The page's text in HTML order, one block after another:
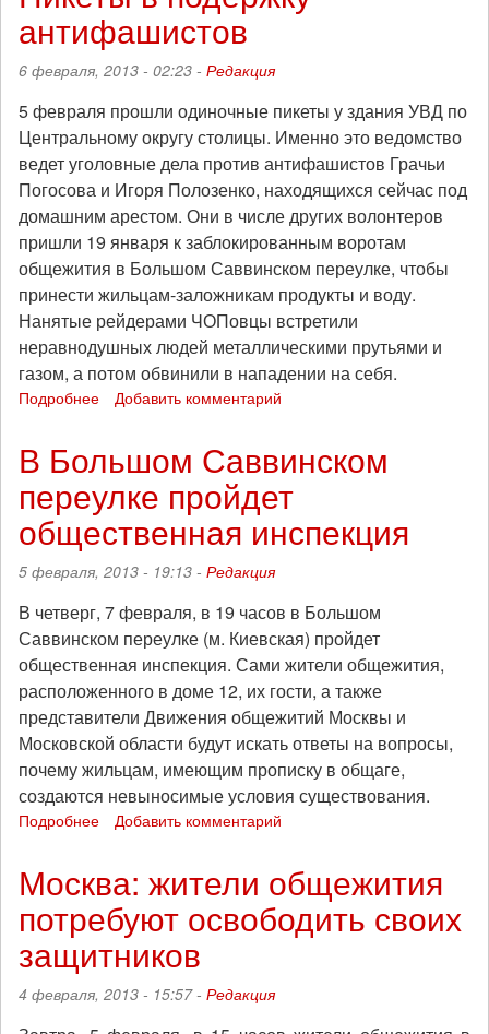
Большом
Саввинском
переулке
пост
общественного
дежурства
антифашистов
6 февраля, 2013 - 02:23 - Редакция
5 февраля прошли одиночные пикеты у здания УВД по
Центральному округу столицы. Именно это ведомство
ведет уголовные дела против антифашистов Грачьи
Погосова и Игоря Полозенко, находящихся сейчас под
домашним арестом. Они в числе других волонтеров
пришли 19 января к заблокированным воротам
общежития в Большом Саввинском переулке, чтобы
принести жильцам-заложникам продукты и воду.
Нанятые рейдерами ЧОПовцы встретили
неравнодушных людей металлическими прутьями и
газом, а потом обвинили в нападении на себя.
Подробнее
подержку
Добавить комментарий
В Большом Саввинском
переулке пройдет
общественная инспекция
5 февраля, 2013 - 19:13 - Редакция
В четверг, 7 февраля, в 19 часов в Большом
Саввинском переулке (м. Киевская) пройдет
общественная инспекция. Сами жители общежития,
расположенного в доме 12, их гости, а также
представители Движения общежитий Москвы и
Московской области будут искать ответы на вопросы,
почему жильцам, имеющим прописку в общаге,
создаются невыносимые условия существования.
Подробнее
Саввинском
переулке
пройдет
общественная
инспекция
Добавить комментарий
Москва: жители общежития
потребуют освободить своих
защитников
4 февраля, 2013 - 15:57 - Редакция